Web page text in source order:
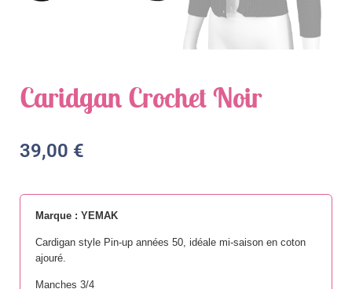
Caridgan Crochet Noir
39,00 €
Marque : YEMAK
Cardigan style Pin-up années 50, idéale mi-saison en coton
ajouré.
Manches 3/4